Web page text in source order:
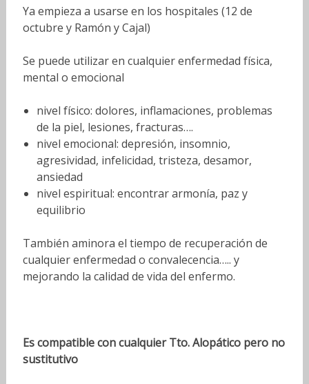
Ya empieza a usarse en los hospitales (12 de
octubre y Ramón y Cajal)
Se puede utilizar en cualquier enfermedad física,
mental o emocional
nivel físico: dolores, inflamaciones, problemas
de la piel, lesiones, fracturas….
nivel emocional: depresión, insomnio,
agresividad, infelicidad, tristeza, desamor,
ansiedad
nivel espiritual: encontrar armonía, paz y
equilibrio
También aminora el tiempo de recuperación de
cualquier enfermedad o convalecencia….. y
mejorando la calidad de vida del enfermo.
Es compatible con cualquier Tto. Alopático pero no
sustitutivo